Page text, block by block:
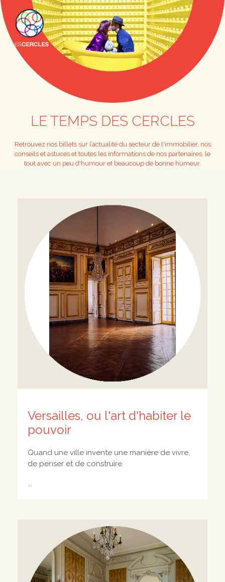
LE TEMPS DES CERCLES
Retrouvez nos billets sur l’actualité du secteur de l'immobilier, nos
conseils et astuces et toutes les informations de nos partenaires, le
tout avec un peu d'humour et beaucoup de bonne humeur.
Versailles, ou l'art d'habiter le
pouvoir
Quand une ville invente une manière de vivre,
de penser et de construire
...